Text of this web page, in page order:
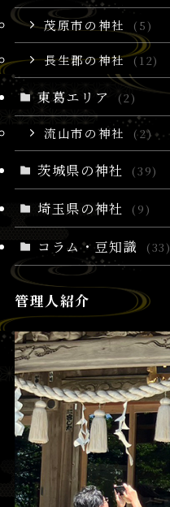
茂原市の神社 (5)
長生郡の神社 (12)
東葛エリア (2)
流山市の神社 (2)
茨城県の神社 (39)
埼玉県の神社 (9)
コラム・豆知識 (33)
管理人紹介